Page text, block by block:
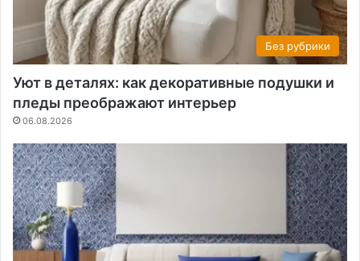
Без рубрики
Уют в деталях: как декоративные подушки и
пледы преображают интерьер
06.08.2026